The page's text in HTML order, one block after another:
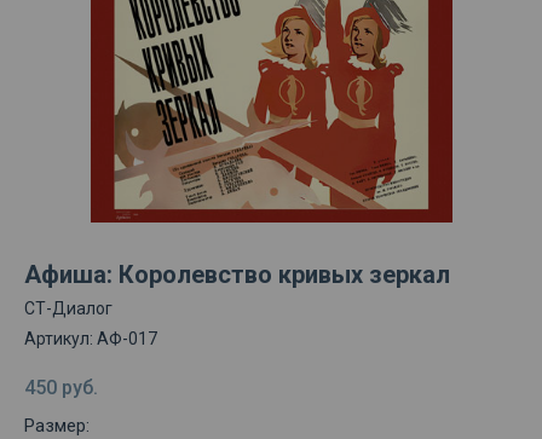
Афиша: Королевство кривых зеркал
СТ-Диалог
Артикул: АФ-017
450 руб.
Размер: